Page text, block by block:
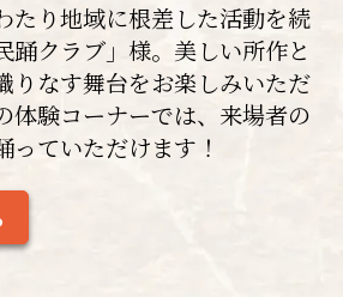
たり地域に根差した活動を続
踊クラブ」様。美しい所作と
りなす舞台をお楽しみいただ
体験コーナーでは、来場者の
っていただけます！